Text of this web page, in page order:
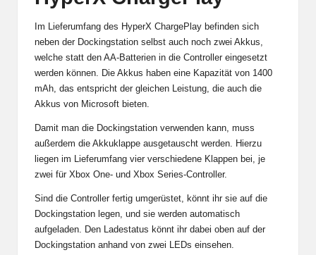
Im Lieferumfang des HyperX ChargePlay befinden sich
neben der Dockingstation selbst auch noch zwei Akkus,
welche statt den AA-Batterien in die Controller eingesetzt
werden können. Die Akkus haben eine Kapazität von 1400
mAh, das entspricht der gleichen Leistung, die auch die
Akkus von Microsoft bieten.
Damit man die Dockingstation verwenden kann, muss
außerdem die Akkuklappe ausgetauscht werden. Hierzu
liegen im Lieferumfang vier verschiedene Klappen bei, je
zwei für Xbox One- und Xbox Series-Controller.
Sind die Controller fertig umgerüstet, könnt ihr sie auf die
Dockingstation legen, und sie werden automatisch
aufgeladen. Den Ladestatus könnt ihr dabei oben auf der
Dockingstation anhand von zwei LEDs einsehen.